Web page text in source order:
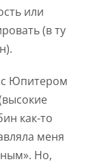
или
(в ту
с Юпитером
как-то
меня
Но,